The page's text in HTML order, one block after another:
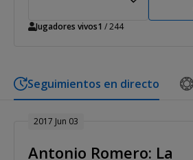
Jugadores vivos1 / 244
Seguimientos en directo
2017 Jun 03
Antonio Romero: La